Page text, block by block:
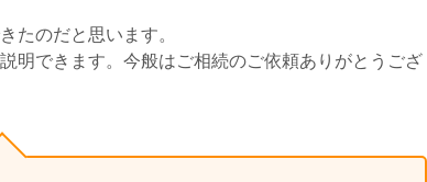
たのだと思います。
明できます。今般はご相続のご依頼ありがとうござ